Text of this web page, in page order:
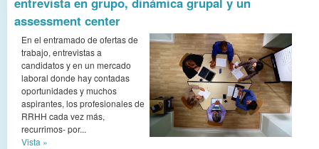
assessment center
En el entramado de ofertas de
trabajo, entrevistas a
candidatos y en un mercado
laboral donde hay contadas
oportunidades y muchos
aspirantes, los profesionales de
RRHH cada vez más,
recurrimos- por...
Vista »